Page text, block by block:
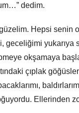
dedim.
Hepsi senin
geceliğimi yukarıya
okşamaya
çıplak
Ellerinden